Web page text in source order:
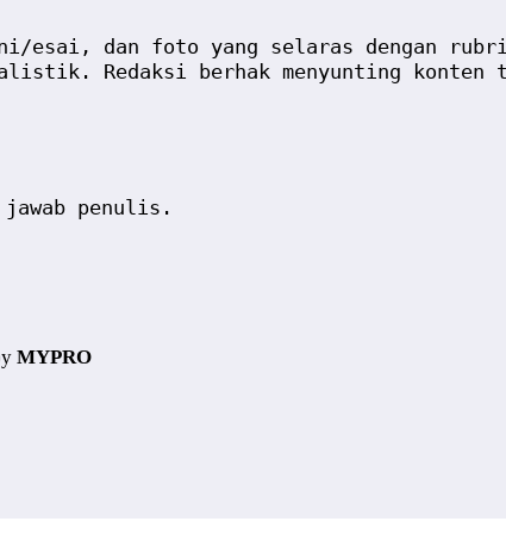
esai, dan foto yang selaras dengan
Redaksi berhak menyunting konten
penulis.
MYPRO